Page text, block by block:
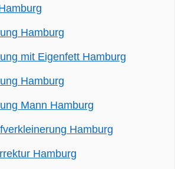
Hamburg
mit Eigenfett Hamburg
Hamburg
Mann Hamburg
Hamburg
Hamburg